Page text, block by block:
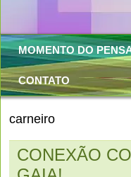
MOMENTO DO
CONTATO
carneiro
CONEXÃO